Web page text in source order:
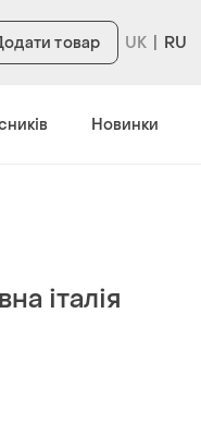
товар RU
Новинки
італія